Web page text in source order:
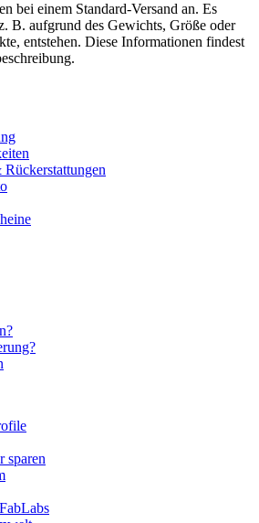
bei einem Standard-Versand an. Es
B. aufgrund des Gewichts, Größe oder
entstehen. Diese Informationen findest
sparen